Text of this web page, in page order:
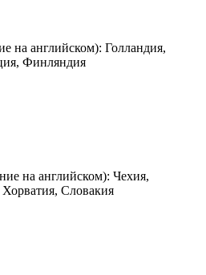
на английском): Голландия,
Финляндия
на английском): Чехия,
Словакия